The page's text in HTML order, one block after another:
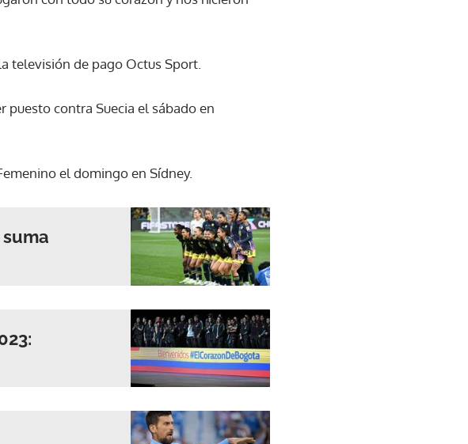
televisión de pago Octus Sport.
contra Suecia el sábado en
el domingo en Sídney.